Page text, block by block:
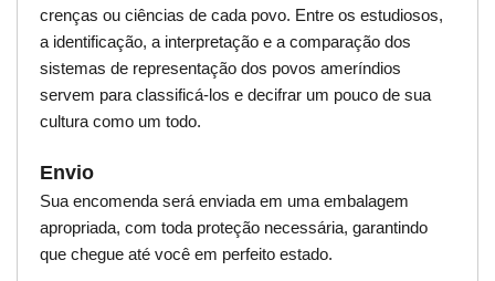
crenças ou ciências de cada povo. Entre os estudiosos,
a identificação, a interpretação e a comparação dos
sistemas de representação dos povos ameríndios
servem para classificá-los e decifrar um pouco de sua
cultura como um todo.
Envio
Sua encomenda será enviada em uma embalagem
apropriada, com toda proteção necessária, garantindo
que chegue até você em perfeito estado.